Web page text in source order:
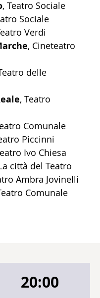
, Teatro Sociale
Sociale
Verdi
, Cineteatro
delle
, Teatro
Comunale
Piccinni
Ivo Chiesa
città del Teatro
Ambra Jovinelli
Comunale
20:00